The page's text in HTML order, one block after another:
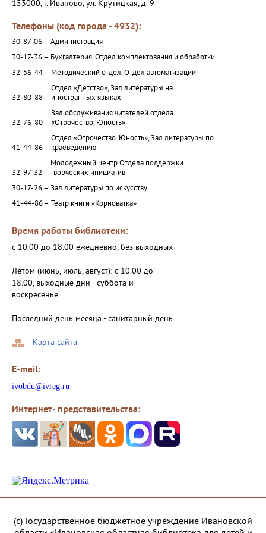
153000, г. Иваново, ул. Крутицкая, д. 9
Телефоны (код города - 4932):
30-87-06 – Администрация
30-17-36 – Бухгалтерия, Отдел комплектования и обработки
32-56-44 – Методический отдел, Отдел автоматизации
32-80-88 –
Отдел «Детство», Зал литературы на
иностранных языках
32-76-80 –
Зал обслуживания читателей отдела
«Отрочество. Юность»
41-44-86 –
Отдел «Отрочество. Юность», Зал литературы по
краеведению
32-97-32 –
Молодежный центр Отдела поддержки
творческих инициатив
30-17-26 – Зал литературы по искусству
41-44-86 – Театр книги «Корноватка»
Время работы библиотеки:
с 10.00 до 18.00 ежедневно, без выходных
Летом (июнь, июль, август): с 10.00 до
18.00, выходные дни - суббота и
воскресенье
Последний день месяца - санитарный день
Карта сайта
E-mail:
ivobdu@ivreg.ru
Интернет- представительства:
(с) Государственное бюджетное учреждение Ивановской